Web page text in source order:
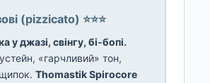
(pizzicato) ⭐⭐⭐
у джазі, свінгу, бі-бопі.
«гарчливий» тон,
Thomastik Spirocore